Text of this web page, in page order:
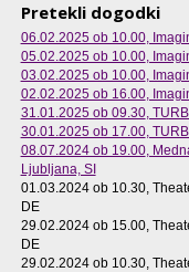
Pretekli dogodki
06.02.2025 ob 10.00,
05.02.2025 ob 10.00,
03.02.2025 ob 10.00,
02.02.2025 ob 16.00,
31.01.2025 ob 09.30,
30.01.2025 ob 17.00,
08.07.2024 ob 19.00,
Ljubljana, SI
01.03.2024 ob 10.30,
DE
29.02.2024 ob 15.00,
DE
29.02.2024 ob 10.30,